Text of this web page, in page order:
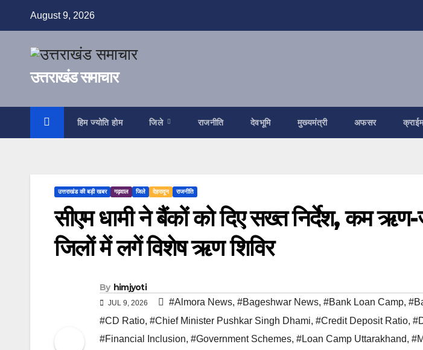
August 9, 2026
उत्तराखंड समाचार
हिम ज्योति होम जिले राजनीति देवभूमि मुख्यमंत्री अफसर
उत्तराखंड की बड़ी खबर गढ़वाल जिले देहरादून राजनीति
सीएम धामी ने बैंकों को दिए सख्त निर्देश, कम
जिलों में लगें विशेष ऋण शिविर
By himjyoti
JUL 9, 2026 #Almora News, #Bageshwar News, #Bank Loan Camp,
#CD Ratio, #Chief Minister Pushkar Singh Dhami, #Credit Deposit Ratio,
#Financial Inclusion, #Government Schemes, #Loan Camp Uttarakhand,